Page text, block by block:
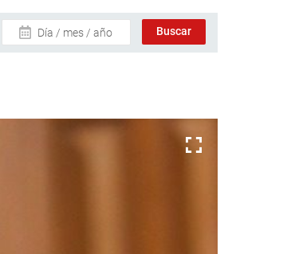
Día / mes / año